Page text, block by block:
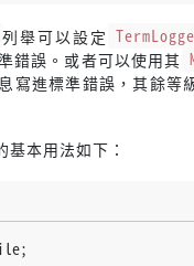
列舉可以設定
錯誤。或者可以使用其
寫進標準錯誤，其餘等
基本用法如下：